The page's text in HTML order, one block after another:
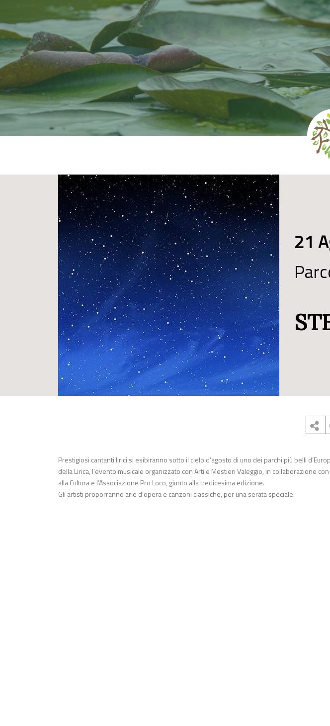
21
Prestigiosi cantanti lirici si esibiranno sotto il cielo d’agosto di uno dei parchi più belli
della Lirica, l’evento musicale organizzato con Arti e Mestieri Valeggio, in collaborazione
alla Cultura e l’Associazione Pro Loco, giunto alla tredicesima edizione.
Gli artisti proporranno arie d’opera e canzoni classiche, per una serata speciale.